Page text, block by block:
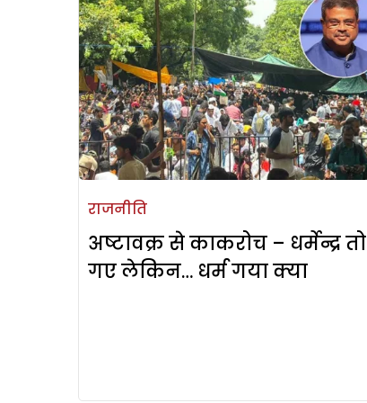
राजनीति
अष्टावक्र से काकरोच – धर्मेन्द्र तो
गए लेकिन… धर्म गया क्या